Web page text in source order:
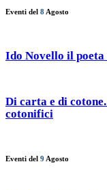
Eventi del 8 Agosto
Ido Novello il poeta
Di carta e di
cotonifici
Eventi del 9 Agosto